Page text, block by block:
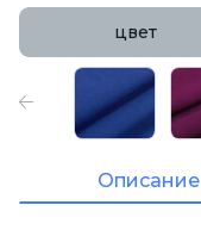
цвет
Описание